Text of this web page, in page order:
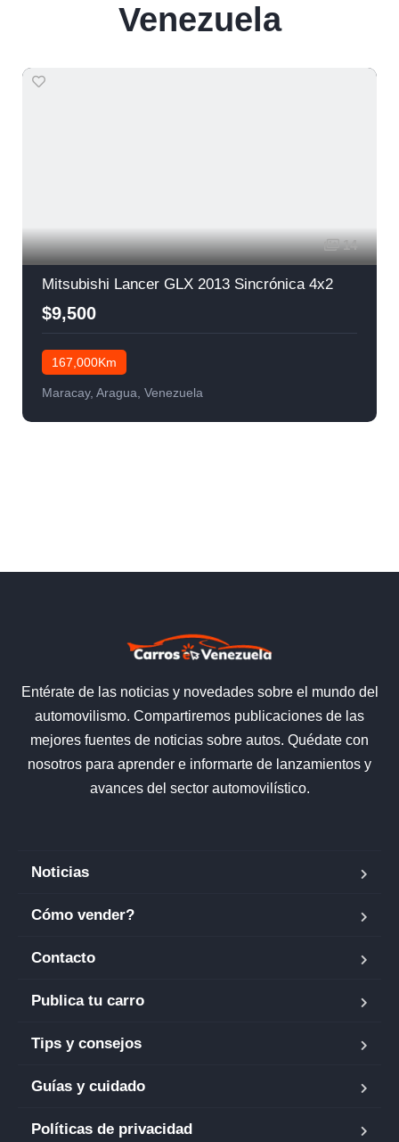
Venezuela
14
Mitsubishi Lancer GLX 2013 Sincrónica 4x2
$9,500
167,000Km
Maracay, Aragua, Venezuela
Entérate de las noticias y novedades sobre el mundo del
automovilismo. Compartiremos publicaciones de las
mejores fuentes de noticias sobre autos. Quédate con
nosotros para aprender e informarte de lanzamientos y
avances del sector automovilístico.
Noticias
Cómo vender?
Contacto
Publica tu carro
Tips y consejos
Guías y cuidado
Políticas de privacidad